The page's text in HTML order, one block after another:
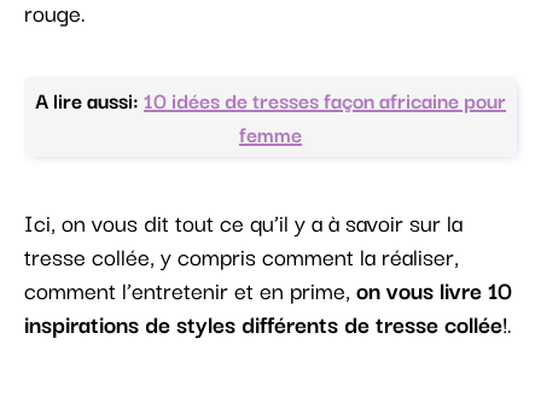
rouge.
A lire aussi:10 idées de tresses façon africaine pour
femme
Ici, on vous dit tout ce qu’il y a à savoir sur la
tresse collée, y compris comment la réaliser,
comment l’entretenir et en prime, on vous livre 10
inspirations de styles différents de tresse collée!.